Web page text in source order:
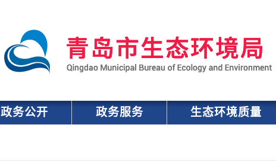
政务公开 政务服务 生态环境质量